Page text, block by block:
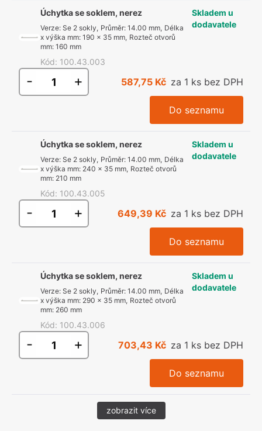
Úchytka se soklem, nerez
Verze: Se 2 sokly, Průměr: 14.00 mm, Délka
x výška mm: 190 x 35 mm, Rozteč otvorů
mm: 160 mm
Kód: 100.43.003
Skladem u
dodavatele
- + 587,75 Kč za 1 ks bez DPH
Do seznamu
Úchytka se soklem, nerez
Verze: Se 2 sokly, Průměr: 14.00 mm, Délka
x výška mm: 240 x 35 mm, Rozteč otvorů
mm: 210 mm
Kód: 100.43.005
Skladem u
dodavatele
- + 649,39 Kč za 1 ks bez DPH
Do seznamu
Úchytka se soklem, nerez
Verze: Se 2 sokly, Průměr: 14.00 mm, Délka
x výška mm: 290 x 35 mm, Rozteč otvorů
mm: 260 mm
Kód: 100.43.006
Skladem u
dodavatele
- + 703,43 Kč za 1 ks bez DPH
Do seznamu
zobrazit více